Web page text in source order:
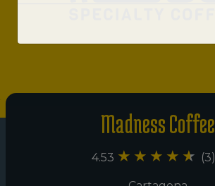
Madness Coffee
4.53 (3)